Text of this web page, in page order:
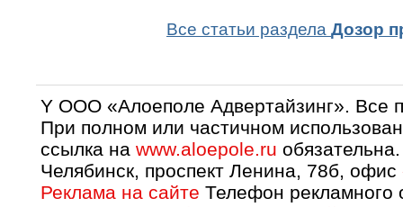
Все статьи раздела Дозор
Y OOO «Алоеполе Адвертайзинг».
При полном или частичном
ссылка на www.aloepole.ru обязательна.
Челябинск, проспект Ленина, 78б, офис
Реклама на сайте Телефон рекламного